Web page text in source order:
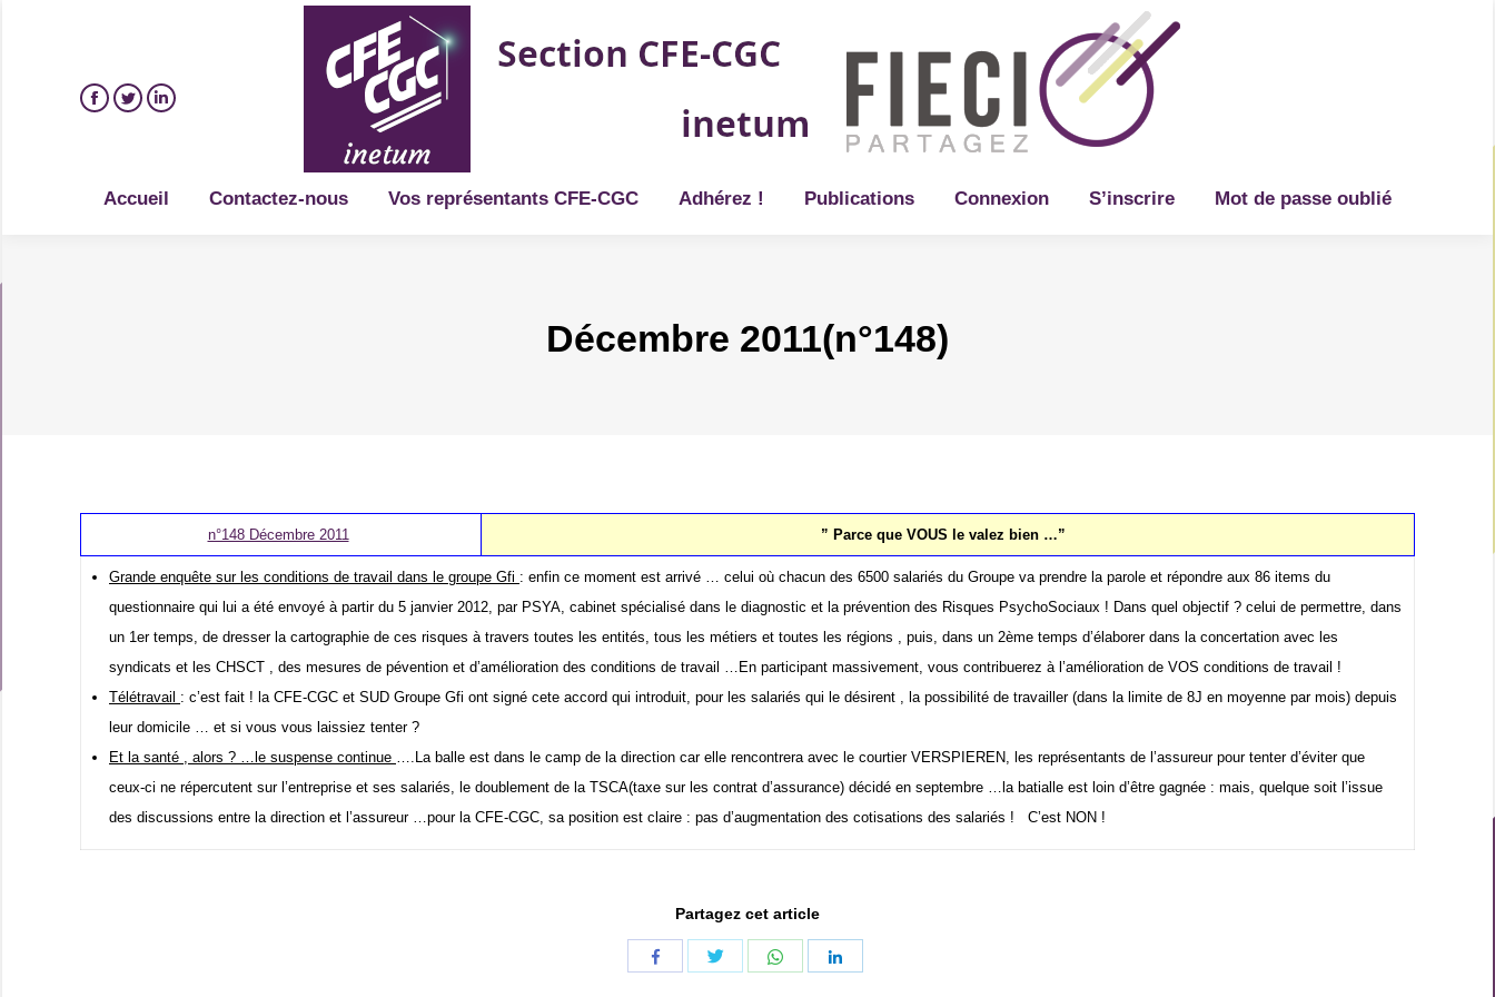
Accueil Contactez-nous Vos représentants CFE-CGC Adhérez ! Publications Connexion S’inscrire Mot de passe oublié
Décembre 2011(n°148)
n°148 Décembre 2011 ” Parce que VOUS le valez bien …”
Grande enquête sur les conditions de travail dans le groupe Gfi : enfin ce moment est arrivé … celui où chacun des 6500 salariés du Groupe va prendre la parole et répondre aux 86 items du
questionnaire qui lui a été envoyé à partir du 5 janvier 2012, par PSYA, cabinet spécialisé dans le diagnostic et la prévention des Risques PsychoSociaux ! Dans quel objectif ? celui de permettre, dans
un 1er temps, de dresser la cartographie de ces risques à travers toutes les entités, tous les métiers et toutes les régions , puis, dans un 2ème temps d’élaborer dans la concertation avec les
syndicats et les CHSCT , des mesures de pévention et d’amélioration des conditions de travail …En participant massivement, vous contribuerez à l’amélioration de VOS conditions de travail !
Télétravail : c’est fait ! la CFE-CGC et SUD Groupe Gfi ont signé cete accord qui introduit, pour les salariés qui le désirent , la possibilité de travailler (dans la limite de 8J en moyenne par mois) depuis
leur domicile … et si vous vous laissiez tenter ?
Et la santé , alors ? …le suspense continue ….La balle est dans le camp de la direction car elle rencontrera avec le courtier VERSPIEREN, les représentants de l’assureur pour tenter d’éviter que
ceux-ci ne répercutent sur l’entreprise et ses salariés, le doublement de la TSCA(taxe sur les contrat d’assurance) décidé en septembre …la batialle est loin d’être gagnée : mais, quelque soit l’issue
des discussions entre la direction et l’assureur …pour la CFE-CGC, sa position est claire : pas d’augmentation des cotisations des salariés ! C’est NON !
Partagez cet article
Share
Share